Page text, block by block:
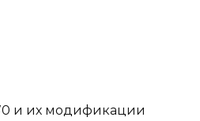
и их модификации